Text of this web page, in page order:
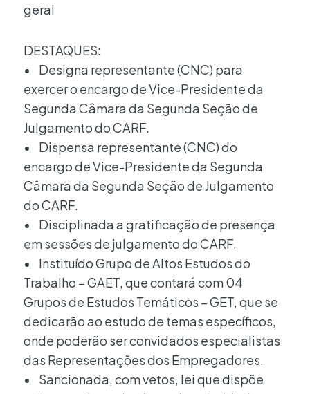
geral
DESTAQUES:
• Designa representante (CNC) para
exercer o encargo de Vice-Presidente da
Segunda Câmara da Segunda Seção de
Julgamento do CARF.
• Dispensa representante (CNC) do
encargo de Vice-Presidente da Segunda
Câmara da Segunda Seção de Julgamento
do CARF.
• Disciplinada a gratificação de presença
em sessões de julgamento do CARF.
• Instituído Grupo de Altos Estudos do
Trabalho – GAET, que contará com 04
Grupos de Estudos Temáticos – GET, que se
dedicarão ao estudo de temas específicos,
onde poderão ser convidados especialistas
das Representações dos Empregadores.
• Sancionada, com vetos, lei que dispõe